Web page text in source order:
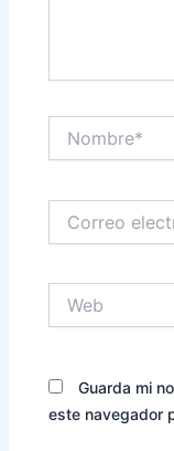
electrónico*
Guarda mi
este navegador